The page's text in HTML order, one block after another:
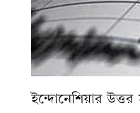
ইন্দোনেশিয়ার